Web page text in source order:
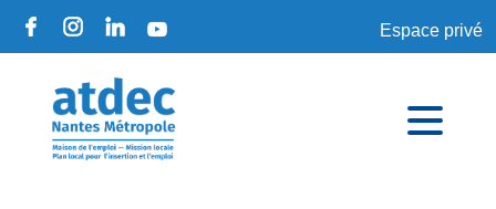
Espace privé